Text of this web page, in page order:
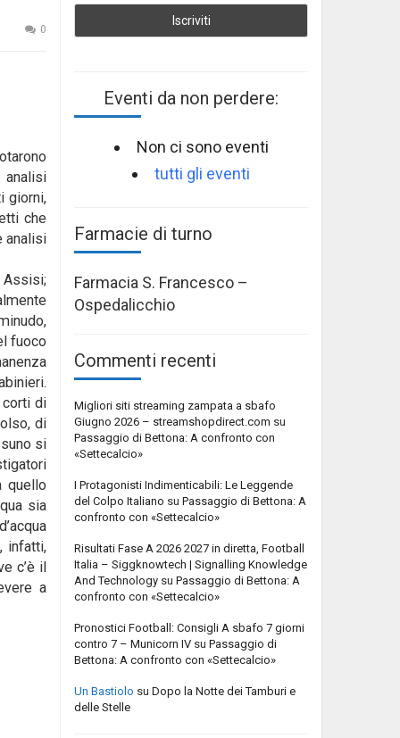
0
giorni,
che
analisi
Assisi;
fuoco
corti di
di
si
quello
sia
infatti,
c’è il
a
Eventi da non perdere:
Non ci sono eventi
tutti gli eventi
Farmacie di turno
Farmacia S. Francesco –
Ospedalicchio
Commenti recenti
Migliori siti streaming zampata a sbafo
Giugno 2026 – streamshopdirect.com su
Passaggio di Bettona: A confronto con
«Settecalcio»
I Protagonisti Indimenticabili: Le Leggende
del Colpo Italiano su Passaggio di Bettona: A
confronto con «Settecalcio»
Risultati Fase A 2026 2027 in diretta, Football
Italia – Siggknowtech | Signalling Knowledge
And Technology su Passaggio di Bettona: A
confronto con «Settecalcio»
Pronostici Football: Consigli A sbafo 7 giorni
contro 7 – Municorn IV su Passaggio di
Bettona: A confronto con «Settecalcio»
Un Bastiolo su Dopo la Notte dei Tamburi e
delle Stelle